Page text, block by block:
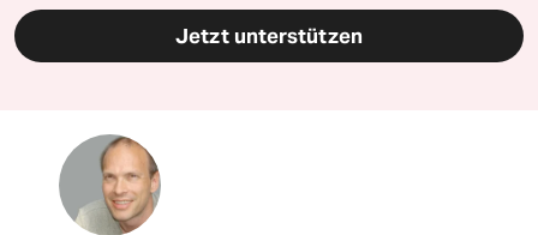
Jetzt unterstützen